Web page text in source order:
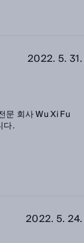
2022. 5. 31.
문 회사 Wu Xi Fu
다.
2022. 5. 24.